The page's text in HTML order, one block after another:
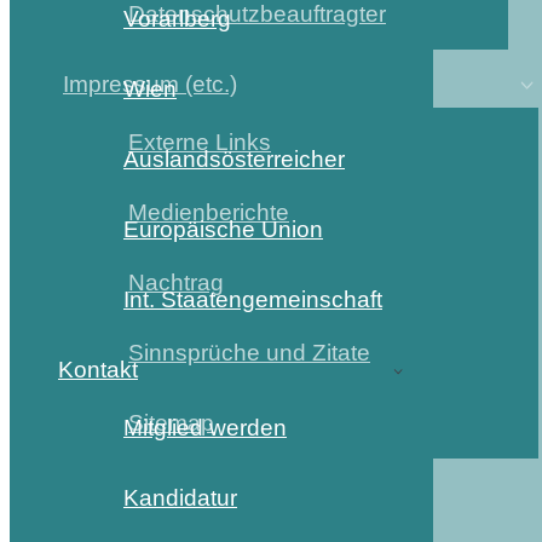
Datenschutzbeauftragter
Impressum (etc.)
Externe Links
Medienberichte
Nachtrag
Sinnsprüche und Zitate
Sitemap
Vorarlberg
Wien
Auslandsösterreicher
Europäische Union
Int. Staatengemeinschaft
Kontakt
Mitglied werden
Kandidatur